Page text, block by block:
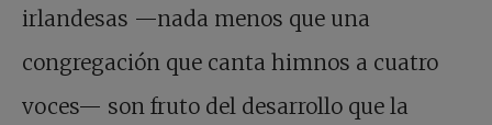
irlandesas —nada menos que una
congregación que canta himnos a cuatro
voces— son fruto del desarrollo que la